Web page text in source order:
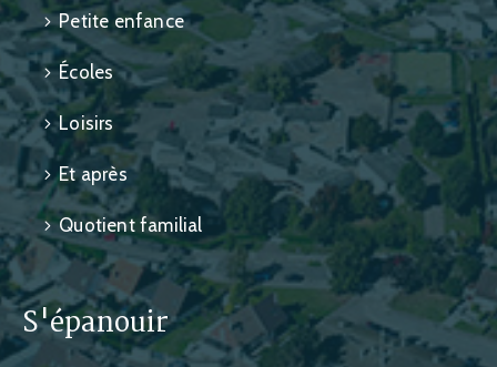
Petite enfance
Écoles
Loisirs
Et après
Quotient familial
S'épanouir